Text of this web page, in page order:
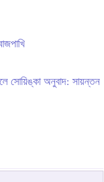
সোয়িঙ্কা অনুবাদ: সায়ন্তন